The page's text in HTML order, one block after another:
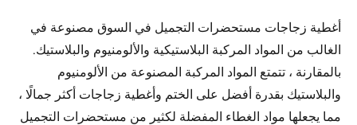
أغطية زجاجات مستحضرات التجميل في السوق مصنوعة في
الغالب من المواد المركبة البلاستيكية والألومنيوم والبلاستيك.
بالمقارنة ، تتمتع المواد المركبة المصنوعة من الألومنيوم
والبلاستيك بقدرة أفضل على الختم وأغطية زجاجات أكثر جمالًا ،
مما يجعلها مواد الغطاء المفضلة لكثير من مستحضرات التجميل